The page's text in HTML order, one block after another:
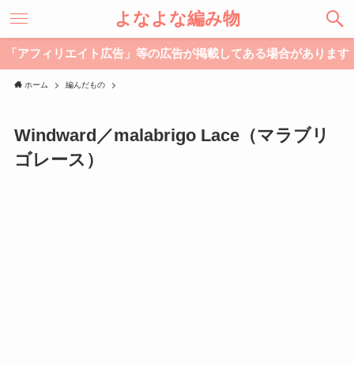
よなよな編み物
「アフィリエイト広告」等の広告が掲載してある場合があります
ホーム 編んだもの
Windward／malabrigo Lace（マラブリ
ゴレース）